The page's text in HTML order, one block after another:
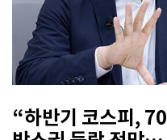
“하반기 코스피,